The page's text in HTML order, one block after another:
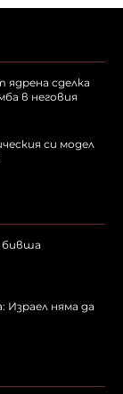
сделка
в неговия
си модел
бивша
Израел няма да